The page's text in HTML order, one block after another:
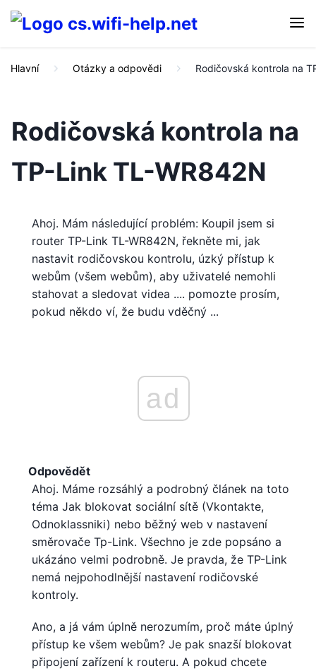
Hlavní Otázky a odpovědi Rodičovská kontrola na
Rodičovská kontrola na
TP-Link TL-WR842N
Ahoj. Mám následující problém: Koupil jsem si
router TP-Link TL-WR842N, řekněte mi, jak
nastavit rodičovskou kontrolu, úzký přístup k
webům (všem webům), aby uživatelé nemohli
stahovat a sledovat videa .... pomozte prosím,
pokud někdo ví, že budu vděčný ...
ad
Odpovědět
Ahoj. Máme rozsáhlý a podrobný článek na toto
téma Jak blokovat sociální sítě (Vkontakte,
Odnoklassniki) nebo běžný web v nastavení
směrovače Tp-Link. Všechno je zde popsáno a
ukázáno velmi podrobně. Je pravda, že TP-Link
nemá nejpohodlnější nastavení rodičovské
kontroly.
Ano, a já vám úplně nerozumím, proč máte úplný
přístup ke všem webům? Je pak snazší blokovat
připojení zařízení k routeru. A pokud chcete